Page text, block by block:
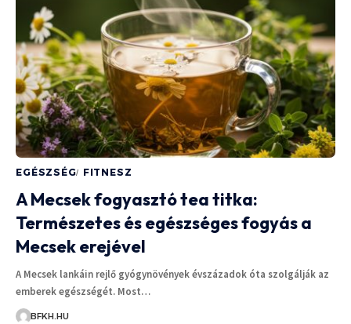
EGÉSZSÉG FITNESZ
A Mecsek fogyasztó tea titka:
Természetes és egészséges fogyás a
Mecsek erejével
A Mecsek lankáin rejlő gyógynövények évszázadok óta szolgálják az
emberek egészségét. Most…
BFKH.HU